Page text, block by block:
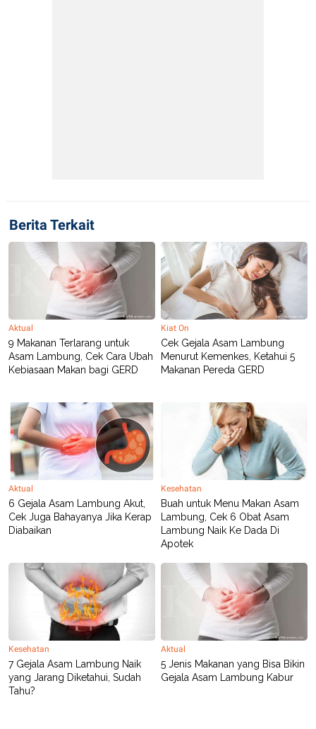
Berita Terkait
Aktual
9 Makanan Terlarang untuk
Asam Lambung, Cek Cara Ubah
Kebiasaan Makan bagi GERD
Kiat On
Cek Gejala Asam Lambung
Menurut Kemenkes, Ketahui 5
Makanan Pereda GERD
Aktual
6 Gejala Asam Lambung Akut,
Cek Juga Bahayanya Jika Kerap
Diabaikan
Kesehatan
Buah untuk Menu Makan Asam
Lambung, Cek 6 Obat Asam
Lambung Naik Ke Dada Di
Apotek
Kesehatan
7 Gejala Asam Lambung Naik
yang Jarang Diketahui, Sudah
Tahu?
Aktual
5 Jenis Makanan yang Bisa Bikin
Gejala Asam Lambung Kabur